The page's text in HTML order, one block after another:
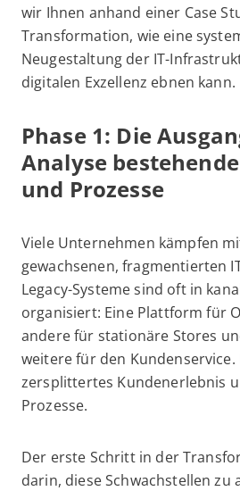
wir Ihnen anhand einer Case
Transformation, wie eine
Neugestaltung der IT-
digitalen Exzellenz ebnen kann.
Phase 1: Die
Analyse
und Prozesse
Viele Unternehmen kämpfen
gewachsenen, fragmentierten
Legacy-Systeme sind oft in
organisiert: Eine Plattform für
andere für stationäre Stores
weitere für den Kundenservice.
zersplittertes Kundenerlebnis
Prozesse.
Der erste Schritt in der
darin, diese Schwachstellen zu